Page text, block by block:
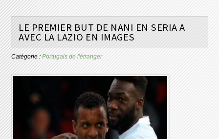
LE PREMIER BUT DE NANI EN SERIA A
AVEC LA LAZIO EN IMAGES
Catégorie :Portugais de l'étranger